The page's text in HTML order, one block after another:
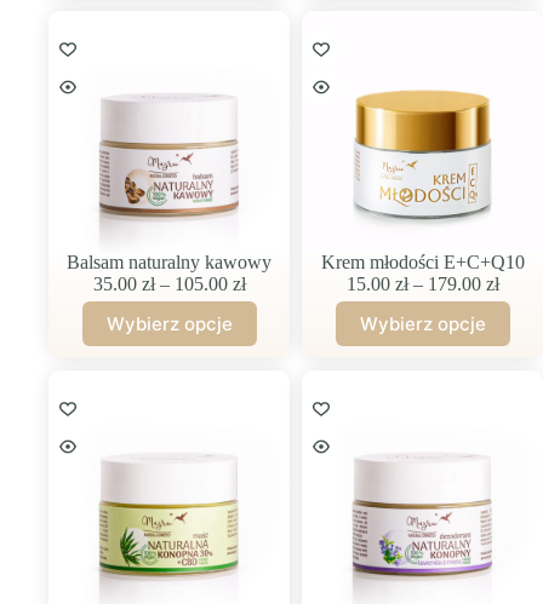
można
na
stronie
produktu
Balsam naturalny kawowy
35.00 zł – 105.00 złZakres
cen:
35.00 zł
Wybierz opcje
Ten
można
na
stronie
produktu
Krem młodości E+C+Q10
15.00 zł – 179.00 zł
cen:
15.00
Wybierz opcje
Ten
można
na
stronie
produktu